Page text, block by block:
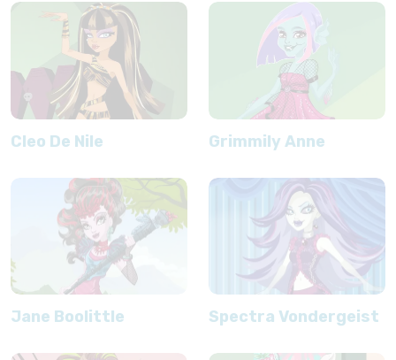
Cleo De Nile Grimmily Anne
Jane Boolittle Spectra Vondergeist